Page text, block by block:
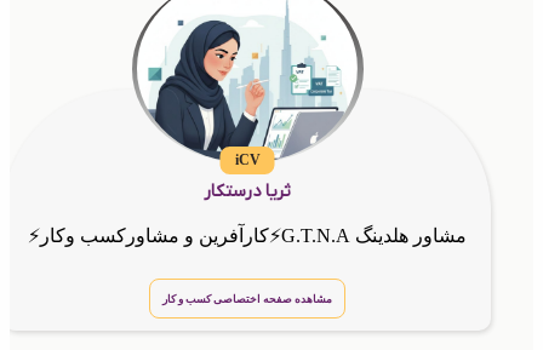
iCV
ثریا درستکار
مشاور هلدینگ G.T.N.A⚡کارآفرین و مشاورکسب وکار⚡
مشاهده صفحه اختصاصی کسب و کار